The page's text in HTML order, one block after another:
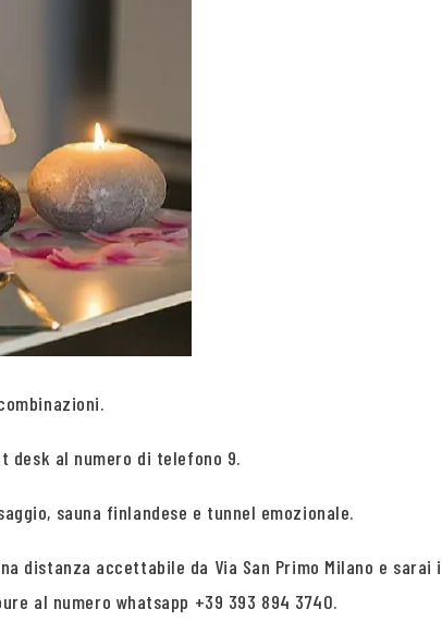
desk al numero di telefono 9.
sauna finlandese e tunnel emozionale.
distanza accettabile da Via San Primo Milano e
al numero whatsapp +39 393 894 3740.